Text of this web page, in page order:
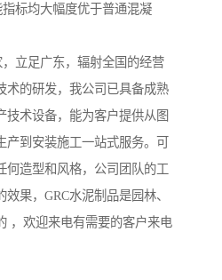
标均大幅度优于普通混凝
立足广东，辐射全国的经营
术的研发，我公司已具备成熟
技术设备，能为客户提供从图
到安装施工一站式服务。可
何造型和风格，公司团队的工
果，GRC水泥制品是园林、
，欢迎来电有需要的客户来电